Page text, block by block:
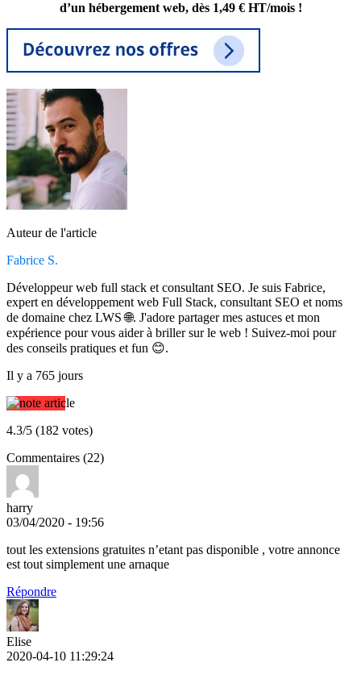
d’un hébergement web, dès 1,49 € HT/mois !
Auteur de l'article
Fabrice S.
Développeur web full stack et consultant SEO. Je suis Fabrice,
expert en développement web Full Stack, consultant SEO et noms
de domaine chez LWS 🌐. J'adore partager mes astuces et mon
expérience pour vous aider à briller sur le web ! Suivez-moi pour
des conseils pratiques et fun 😊.
Il y a 765 jours
4.3/5 (182 votes)
Commentaires (22)
harry
03/04/2020 - 19:56
tout les extensions gratuites n’etant pas disponible , votre annonce
est tout simplement une arnaque
Répondre
Elise
2020-04-10 11:29:24